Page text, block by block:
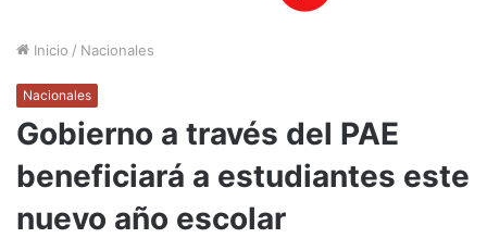
Inicio / Nacionales
Nacionales
Gobierno a través del PAE
beneficiará a estudiantes este
nuevo año escolar